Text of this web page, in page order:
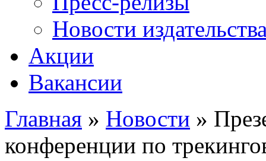
Новости
Акции
Вакансии
Вы здесь
Главная » Новости »
конференции по